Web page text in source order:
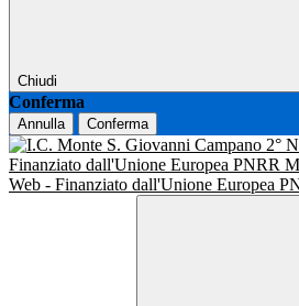
Chiudi
Conferma
Annulla Conferma
Finanziato dall'Unione Europea PNRR
Web - Finanziato dall'Unione Europea